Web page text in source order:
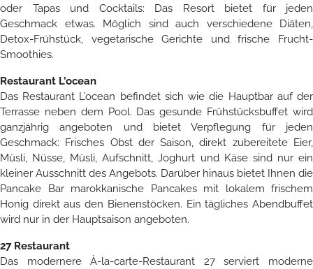
oder Tapas und Cocktails: Das Resort bietet für jeden
Geschmack etwas. Möglich sind auch verschiedene Diäten,
Detox-Frühstück, vegetarische Gerichte und frische Frucht-
Smoothies.
Restaurant L’ocean
Das Restaurant L’ocean befindet sich wie die Hauptbar auf der
Terrasse neben dem Pool. Das gesunde Frühstücksbuffet wird
ganzjährig angeboten und bietet Verpflegung für jeden
Geschmack: Frisches Obst der Saison, direkt zubereitete Eier,
Müsli, Nüsse, Müsli, Aufschnitt, Joghurt und Käse sind nur ein
kleiner Ausschnitt des Angebots. Darüber hinaus bietet Ihnen die
Pancake Bar marokkanische Pancakes mit lokalem frischem
Honig direkt aus den Bienenstöcken. Ein tägliches Abendbuffet
wird nur in der Hauptsaison angeboten.
27 Restaurant
Das modernere À-la-carte-Restaurant 27 serviert moderne